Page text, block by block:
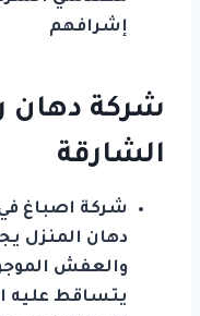
إشرافهم
شركة دهان
الشارقة
شركة اصباغ
دهان المنزل
والعفش
يتساقط عليه